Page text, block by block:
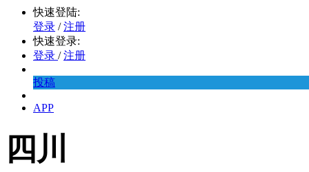
快速登陆:
登录 / 注册
快速登录:
登录 / 注册
投稿
APP
四川